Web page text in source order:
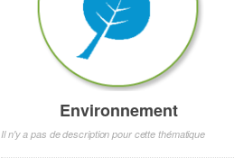
Environnement
Il n'y a pas de description pour cette thématique